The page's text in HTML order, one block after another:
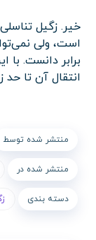
است، ولی
انتقال آن تا
منتشر شده توسط
منتشر شده در
دسته بندی